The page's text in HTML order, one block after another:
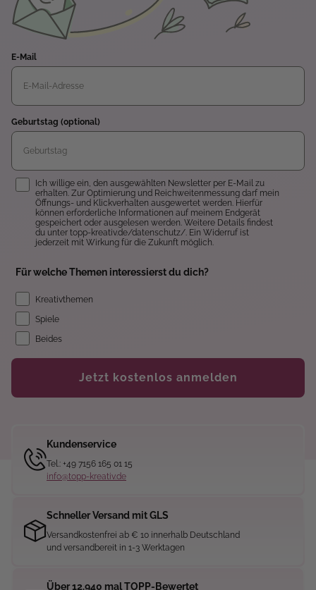
E-Mail
Geburtstag (optional)
Einwilligung
Ich willige ein, den ausgewählten Newsletter per E-Mail zu
erhalten. Zur Optimierung und Reichweitenmessung darf mein
Öffnungs- und Klickverhalten ausgewertet werden. Hierfür
können erforderliche Informationen auf meinem Endgerät
gespeichert oder ausgelesen werden. Weitere Details findest
du unter topp-kreativ.de/datenschutz/. Ein Widerruf ist
jederzeit mit Wirkung für die Zukunft möglich.
Für welche Themen interessierst du dich?
Kreativthemen
Spiele
Beides
Jetzt kostenlos anmelden
Kundenservice
Tel.: +49 7156 165 01 15
info@topp-kreativ.de
Schneller Versand mit GLS
Versandkostenfrei ab € 10 innerhalb Deutschland
und versandbereit in 1-3 Werktagen
Über 12.940 mal TOPP-Bewertet